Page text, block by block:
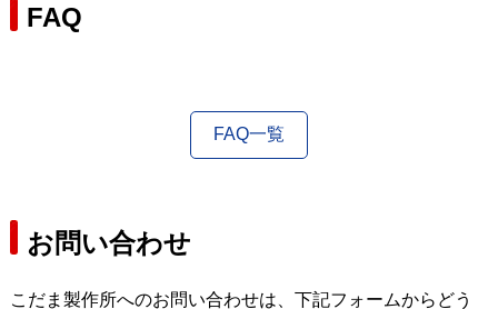
FAQ
FAQ一覧
お問い合わせ
こだま製作所へのお問い合わせは、下記フォームからどう